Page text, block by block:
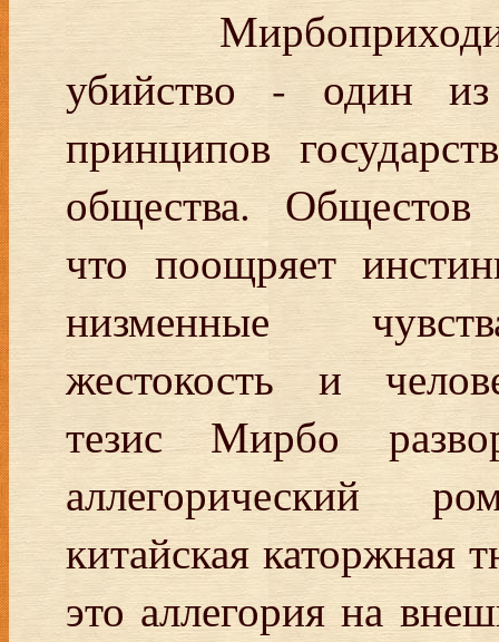
убийство - один из
принципов
общества. Общестов
что поощряет
низменные
жестокость и
тезис Мирбо
аллегорический
китайская каторжная
это аллегория на